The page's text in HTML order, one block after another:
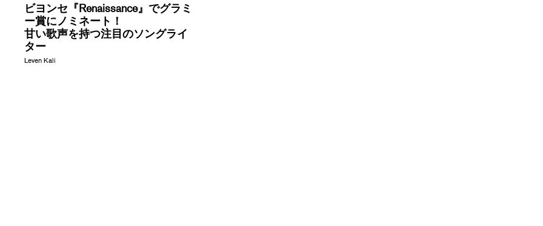
ビヨンセ『Renaissance』でグラミ
ー賞にノミネート！
甘い歌声を持つ注目のソングライ
ター
Leven Kali